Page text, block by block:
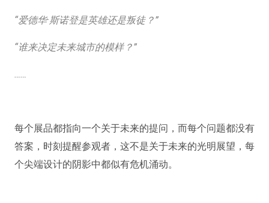
“爱德华·斯诺登是英雄还是叛徒？”
“谁来决定未来城市的模样？”
……
每个展品都指向一个关于未来的提问，而每个问题都没有
答案，时刻提醒参观者，这不是关于未来的光明展望，每
个尖端设计的阴影中都似有危机涌动。